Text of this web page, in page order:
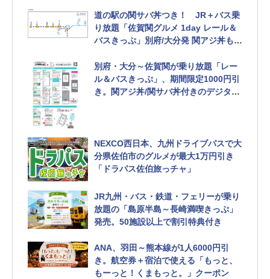
道の駅の関サバ丼つき！ JR＋バス乗
り放題「佐賀関グルメ 1day レール＆
バスきっぷ」別府/大分発 関アジ丼も選
別府・大分～佐賀関が乗り放題「レー
ル＆バスきっぷ」、期間限定1000円引
き。関アジ丼/関サバ丼付きのデジタル
NEXCO西日本、九州ドライブパスで大
分県佐伯市のグルメが最大1万円引き
「ドラパス佐伯旅っチャ」
JR九州・バス・鉄道・フェリーが乗り
放題の「島原半島～長崎満喫きっぷ」
発売。50施設以上で割引特典付き
ANA、羽田～熊本線が1人6000円引
き。航空券＋宿泊で使える「もっと、
もーっと！くまもっと。」クーポン